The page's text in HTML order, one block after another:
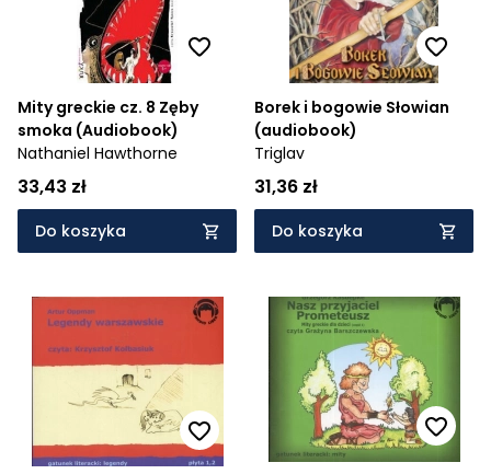
Mity greckie cz. 8 Zęby
smoka (Audiobook)
Nathaniel Hawthorne
33,43 zł
Do koszyka
Borek i bogowie Słowian
(audiobook)
Triglav
31,36 zł
Do koszyka